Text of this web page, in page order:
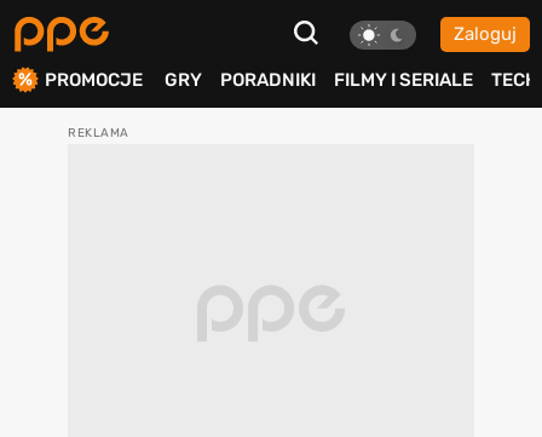
Zaloguj
PROMOCJE GRY PORADNIKI FILMY I SERIALE TECH